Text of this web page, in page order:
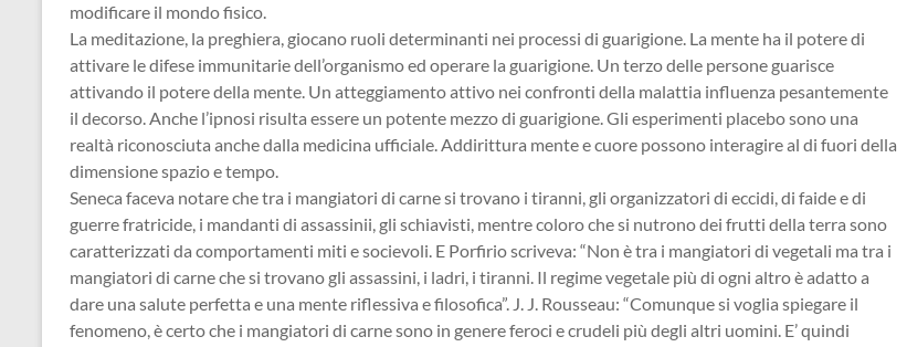
modificare il mondo fisico.
La meditazione, la preghiera, giocano ruoli determinanti nei processi di guarigione. La mente ha il potere di
attivare le difese immunitarie dell’organismo ed operare la guarigione. Un terzo delle persone guarisce
attivando il potere della mente. Un atteggiamento attivo nei confronti della malattia influenza pesantemente
il decorso. Anche l’ipnosi risulta essere un potente mezzo di guarigione. Gli esperimenti placebo sono una
realtà riconosciuta anche dalla medicina ufficiale. Addirittura mente e cuore possono interagire al di fuori della
dimensione spazio e tempo.
Seneca faceva notare che tra i mangiatori di carne si trovano i tiranni, gli organizzatori di eccidi, di faide e di
guerre fratricide, i mandanti di assassinii, gli schiavisti, mentre coloro che si nutrono dei frutti della terra sono
caratterizzati da comportamenti miti e socievoli. E Porfirio scriveva: “Non è tra i mangiatori di vegetali ma tra i
mangiatori di carne che si trovano gli assassini, i ladri, i tiranni. Il regime vegetale più di ogni altro è adatto a
dare una salute perfetta e una mente riflessiva e filosofica”. J. J. Rousseau: “Comunque si voglia spiegare il
fenomeno, è certo che i mangiatori di carne sono in genere feroci e crudeli più degli altri uomini. E’ quindi